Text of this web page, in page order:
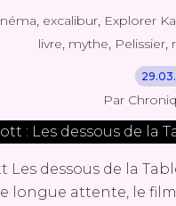
, excalibur, Explorer
livre, mythe, Pelissier,
Par
Les dessous de la
longue attente, le